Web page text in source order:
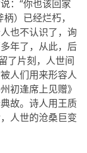
：“你也该回家
）已经烂朽，
也不认识了，询
年了，从此，后
了片刻，人世间
人们用来形容人
初逢席上见赠》
故。诗人用王质
人世的沧桑巨变